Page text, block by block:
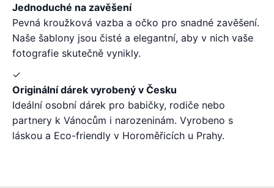
Jednoduché na zavěšení
Pevná kroužková vazba a očko pro snadné zavěšení.
Naše šablony jsou čisté a elegantní, aby v nich vaše
fotografie skutečně vynikly.
✓
Originální dárek vyrobený v Česku
Ideální osobní dárek pro babičky, rodiče nebo
partnery k Vánocům i narozeninám. Vyrobeno s
láskou a Eco-friendly v Horoměřicích u Prahy.